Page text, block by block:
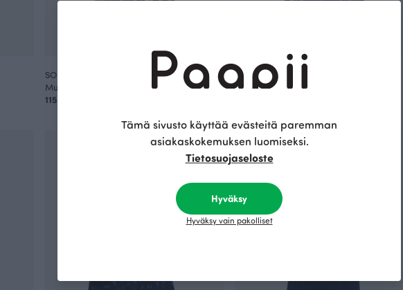
SOINTU mekko, Kesän kuiskaus
Musta
115.00 EUR
SOINTU mekko, Kukkien kätkemä
115.00 EUR
Tämä sivusto käyttää evästeitä paremman
asiakaskokemuksen luomiseksi.
Tietosuojaseloste
Hyväksy
Hyväksy vain pakolliset